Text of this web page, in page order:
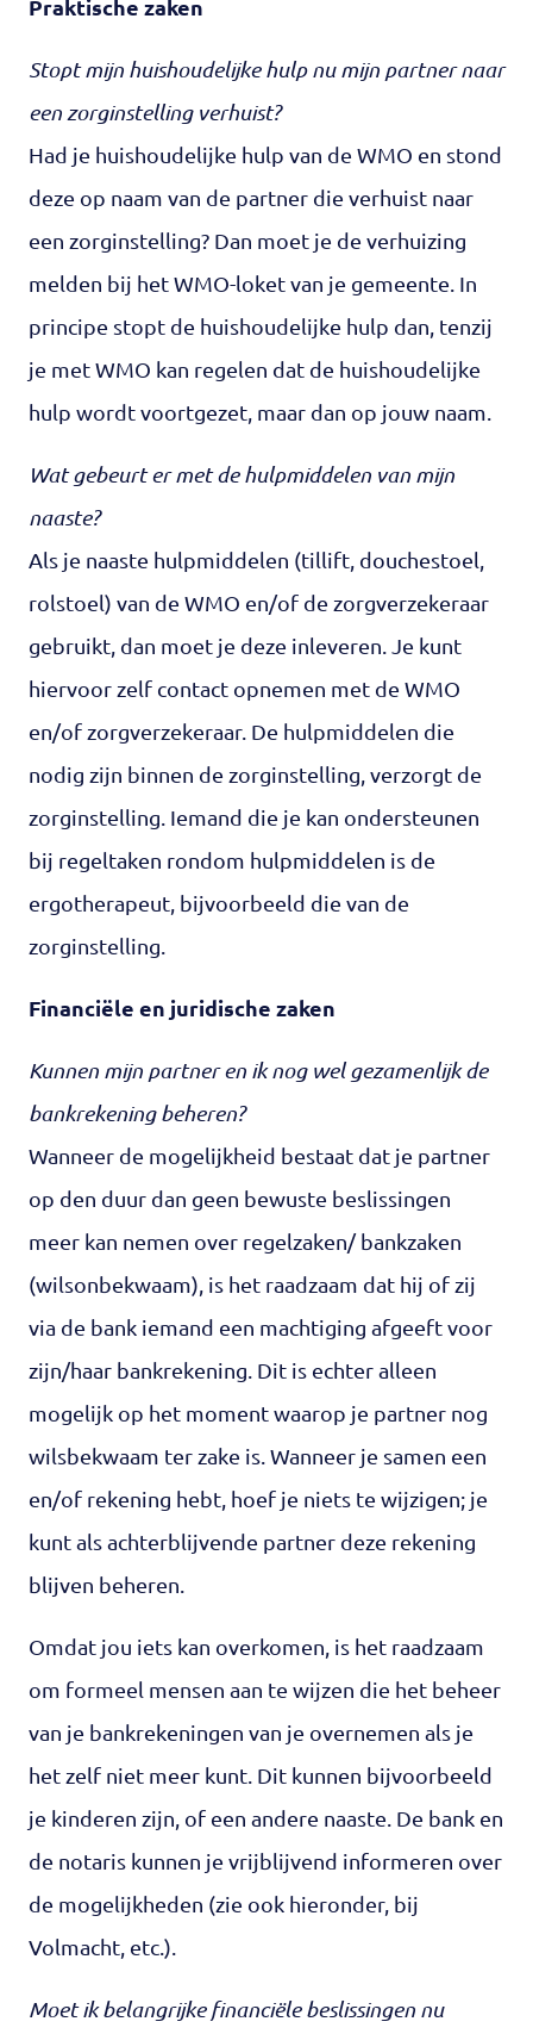
Praktische zaken
Stopt mijn huishoudelijke hulp nu mijn partner naar
een zorginstelling verhuist?
Had je huishoudelijke hulp van de WMO en stond
deze op naam van de partner die verhuist naar
een zorginstelling? Dan moet je de verhuizing
melden bij het WMO-loket van je gemeente. In
principe stopt de huishoudelijke hulp dan, tenzij
je met WMO kan regelen dat de huishoudelijke
hulp wordt voortgezet, maar dan op jouw naam.
Wat gebeurt er met de hulpmiddelen van mijn
naaste?
Als je naaste hulpmiddelen (tillift, douchestoel,
rolstoel) van de WMO en/of de zorgverzekeraar
gebruikt, dan moet je deze inleveren. Je kunt
hiervoor zelf contact opnemen met de WMO
en/of zorgverzekeraar. De hulpmiddelen die
nodig zijn binnen de zorginstelling, verzorgt de
zorginstelling. Iemand die je kan ondersteunen
bij regeltaken rondom hulpmiddelen is de
ergotherapeut, bijvoorbeeld die van de
zorginstelling.
Financiële en juridische zaken
Kunnen mijn partner en ik nog wel gezamenlijk de
bankrekening beheren?
Wanneer de mogelijkheid bestaat dat je partner
op den duur dan geen bewuste beslissingen
meer kan nemen over regelzaken/ bankzaken
(wilsonbekwaam), is het raadzaam dat hij of zij
via de bank iemand een machtiging afgeeft voor
zijn/haar bankrekening. Dit is echter alleen
mogelijk op het moment waarop je partner nog
wilsbekwaam ter zake is. Wanneer je samen een
en/of rekening hebt, hoef je niets te wijzigen; je
kunt als achterblijvende partner deze rekening
blijven beheren.
Omdat jou iets kan overkomen, is het raadzaam
om formeel mensen aan te wijzen die het beheer
van je bankrekeningen van je overnemen als je
het zelf niet meer kunt. Dit kunnen bijvoorbeeld
je kinderen zijn, of een andere naaste. De bank en
de notaris kunnen je vrijblijvend informeren over
de mogelijkheden (zie ook hieronder, bij
Volmacht, etc.).
Moet ik belangrijke financiële beslissingen nu